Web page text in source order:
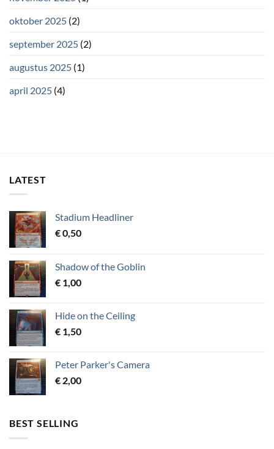
oktober 2025 (2)
september 2025 (2)
augustus 2025 (1)
april 2025 (4)
LATEST
Stadium Headliner
€0,50
Shadow of the Goblin
€ 1,00
Hide on the Ceiling
€ 1,50
Peter Parker's Camera
€ 2,00
BEST SELLING